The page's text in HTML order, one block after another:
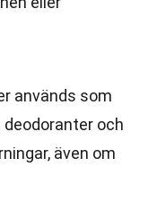
används som
och
även om